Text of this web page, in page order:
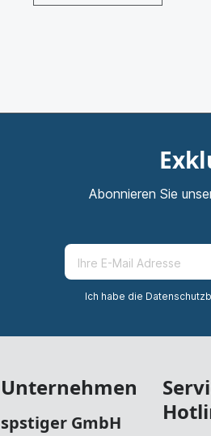
Abonnieren Sie
Ich habe die
Unternehmen
spstiger GmbH